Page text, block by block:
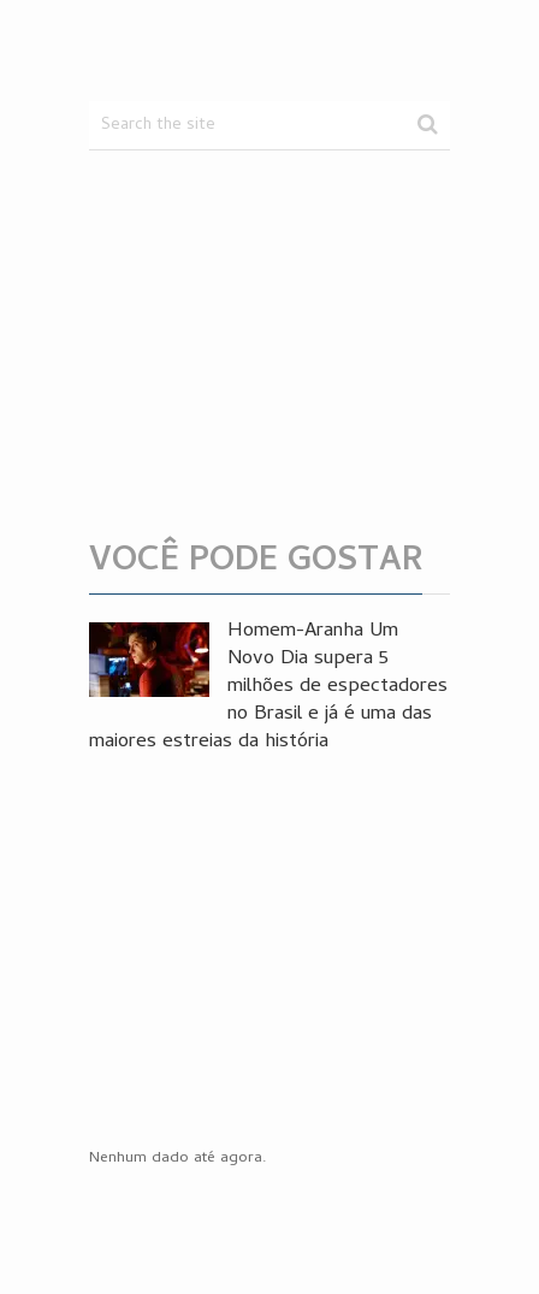
VOCÊ PODE GOSTAR
Homem-Aranha Um
Novo Dia supera 5
milhões de espectadores
no Brasil e já é uma das
maiores estreias da história
Nenhum dado até agora.